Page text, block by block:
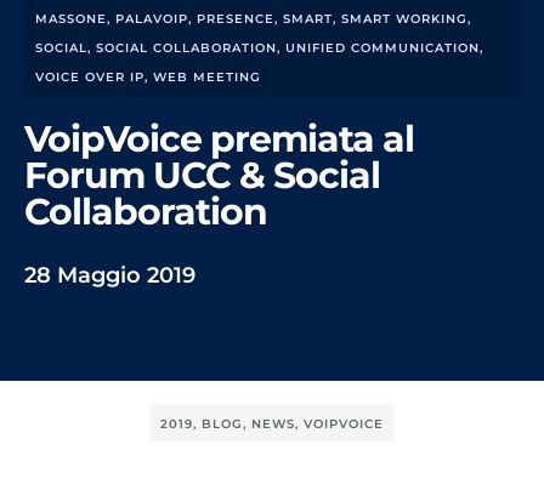
MASSONE, PALAVOIP, PRESENCE, SMART, SMART WORKING,
SOCIAL, SOCIAL COLLABORATION, UNIFIED COMMUNICATION,
VOICE OVER IP, WEB MEETING
VoipVoice premiata al
Forum UCC & Social
Collaboration
28 Maggio 2019
2019, BLOG, NEWS, VOIPVOICE